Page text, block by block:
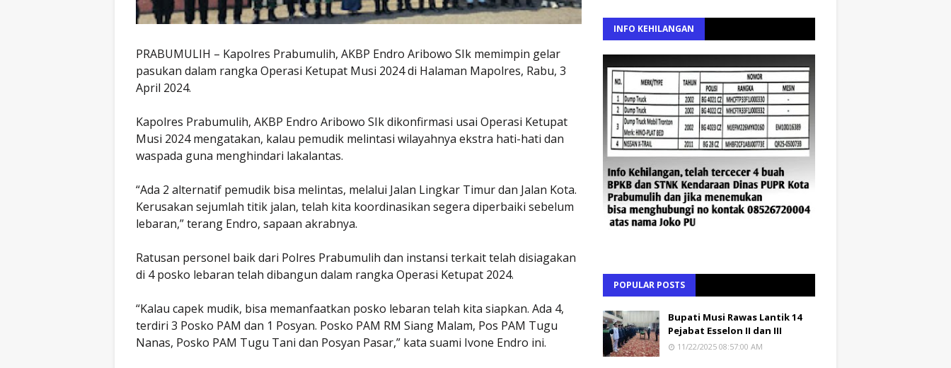
PRABUMULIH – Kapolres Prabumulih, AKBP Endro Aribowo SIk memimpin gelar
pasukan dalam rangka Operasi Ketupat Musi 2024 di Halaman Mapolres, Rabu, 3
April 2024.
Kapolres Prabumulih, AKBP Endro Aribowo SIk dikonfirmasi usai Operasi Ketupat
Musi 2024 mengatakan, kalau pemudik melintasi wilayahnya ekstra hati-hati dan
waspada guna menghindari lakalantas.
“Ada 2 alternatif pemudik bisa melintas, melalui Jalan Lingkar Timur dan Jalan Kota.
Kerusakan sejumlah titik jalan, telah kita koordinasikan segera diperbaiki sebelum
lebaran,” terang Endro, sapaan akrabnya.
Ratusan personel baik dari Polres Prabumulih dan instansi terkait telah disiagakan
di 4 posko lebaran telah dibangun dalam rangka Operasi Ketupat 2024.
“Kalau capek mudik, bisa memanfaatkan posko lebaran telah kita siapkan. Ada 4,
terdiri 3 Posko PAM dan 1 Posyan. Posko PAM RM Siang Malam, Pos PAM Tugu
Nanas, Posko PAM Tugu Tani dan Posyan Pasar,” kata suami Ivone Endro ini.
INFO KEHILANGAN
POPULAR POSTS
Bupati Musi Rawas Lantik 14
Pejabat Esselon II dan III
11/22/2025 08:57:00 AM